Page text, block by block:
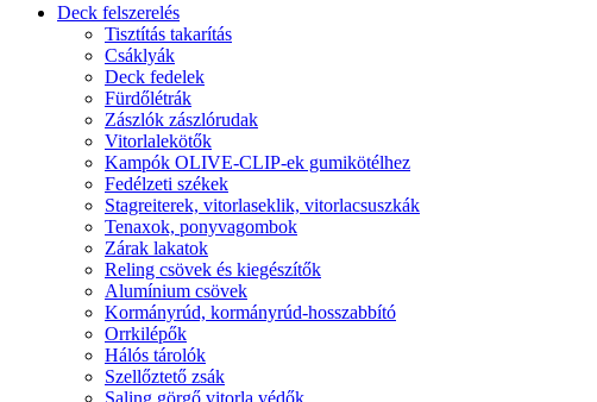
Deck felszerelés
Tisztítás takarítás
Csáklyák
Deck fedelek
Fürdőlétrák
Zászlók zászlórudak
Vitorlalekötők
Kampók OLIVE-CLIP-ek gumikötélhez
Fedélzeti székek
Stagreiterek, vitorlaseklik, vitorlacsuszkák
Tenaxok, ponyvagombok
Zárak lakatok
Reling csövek és kiegészítők
Alumínium csövek
Kormányrúd, kormányrúd-hosszabbító
Orrkilépők
Hálós tárolók
Szellőztető zsák
Saling görgő vitorla védők